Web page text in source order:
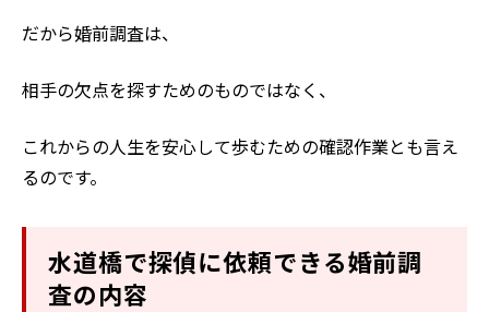
だから婚前調査は、
相手の欠点を探すためのものではなく、
これからの人生を安心して歩むための確認作業とも言え
るのです。
水道橋で探偵に依頼できる婚前調
査の内容